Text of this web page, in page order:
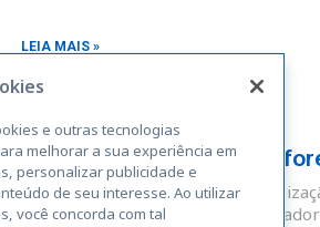
LEIA MAIS »
Adequação à Norma
A Rainforest Alliance é uma
sustentáveis. Fazendas,
e outras tecnologias
melhorar a sua experiência em
personalizar publicidade e
de seu interesse. Ao utilizar
você concorda com tal